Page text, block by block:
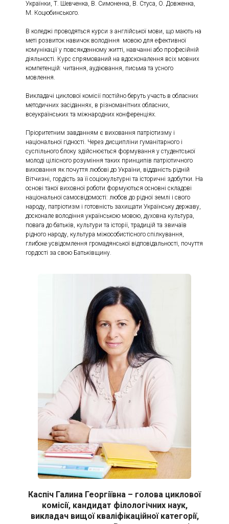
Українки, Т. Шевченка, В. Симоненка, В. Стуса, О. Довженка,
М. Коцюбинського.
В коледжі проводяться курси з англійської мови, що мають на
меті розвиток навичок володіння мовою для ефективної
комунікації у повсякденному житті, навчанні або професійній
діяльності. Курс спрямований на вдосконалення всіх мовних
компетенцій: читання, аудіювання, письма та усного
мовлення.
Викладачі циклової комісії постійно беруть участь в обласних
методичних засіданнях, в різноманітних обласних,
всеукраїнських та міжнародних конференціях.
Пріоритетним завданням є виховання патріотизму і
національної гідності. Через дисципліни гуманітарного і
суспільного блоку здійснюється формування у студентської
молоді цілісного розуміння таких принципів патріотичного
виховання як почуття любові до України, відданість рідній
Вітчизні, гордість за її соціокультурні та історичні здобутки. На
основі такої виховної роботи формуються основні складові
національної самосвідомості: любов до рідної землі і свого
народу, патріотизм і готовність захищати Українську державу,
досконале володіння українською мовою, духовна культура,
повага до батьків, культури та історії, традицій та звичаїв
рідного народу, культура міжособистісного спілкування,
глибоке усвідомлення громадянської відповідальності, почуття
гордості за свою Батьківщину.
Каспіч Галина Георгіївна – голова циклової
комісії, кандидат філологічних наук,
викладач вищої кваліфікаційної категорії,